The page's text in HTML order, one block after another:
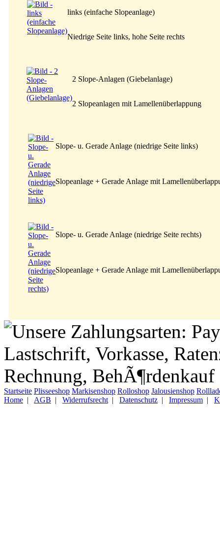
links (einfache Slopeanlage)
Niedrige Seite links, hohe Seite rechts
2 Slope-Anlagen (Giebelanlage)
2 Slopeanlagen mit Lamellenüberlappung
Slope- u. Gerade Anlage (niedrige Seite links)
Slopeanlage + Gerade Anlage mit
Slope- u. Gerade Anlage (niedrige Seite rechts)
Slopeanlage + Gerade Anlage mit
Startseite Plisseeshop Markisenshop Rolloshop Jalousienshop
Home | AGB | Widerrufsrecht | Datenschutz | Impressum |